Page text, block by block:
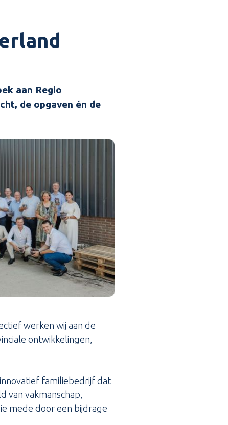
aan Regio
de opgaven én de
werken wij aan de
ontwikkelingen,
familiebedrijf dat
van vakmanschap,
mede door een bijdrage